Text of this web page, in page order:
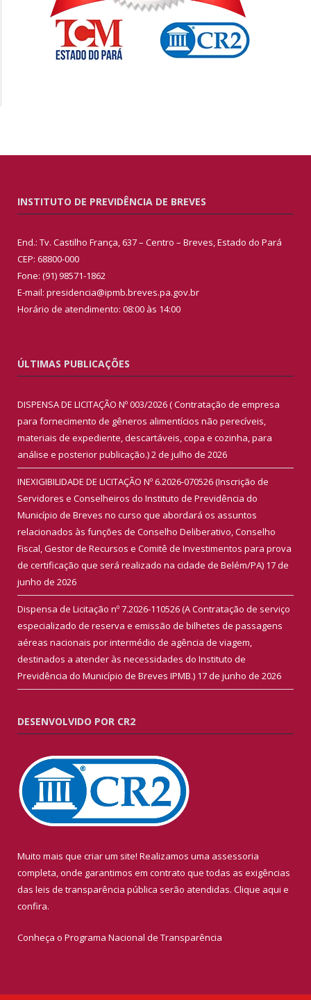
INSTITUTO DE PREVIDÊNCIA DE BREVES
End.: Tv. Castilho França, 637 – Centro – Breves, Estado do Pará
CEP: 68800-000
Fone: (91) 98571-1862
E-mail: presidencia@ipmb.breves.pa.gov.br
Horário de atendimento: 08:00 às 14:00
ÚLTIMAS PUBLICAÇÕES
DISPENSA DE LICITAÇÃO Nº 003/2026 ( Contratação de empresa
para fornecimento de gêneros alimentícios não perecíveis,
materiais de expediente, descartáveis, copa e cozinha, para
análise e posterior publicação.)2 de julho de 2026
INEXIGIBILIDADE DE LICITAÇÃO Nº 6.2026-070526 (Inscrição de
Servidores e Conselheiros do Instituto de Previdência do
Município de Breves no curso que abordará os assuntos
relacionados às funções de Conselho Deliberativo, Conselho
Fiscal, Gestor de Recursos e Comitê de Investimentos para prova
de certificação que será realizado na cidade de Belém/PA) 17 de
junho de 2026
Dispensa de Licitação nº 7.2026-110526 (A Contratação de serviço
especializado de reserva e emissão de bilhetes de passagens
aéreas nacionais por intermédio de agência de viagem,
destinados a atender às necessidades do Instituto de
Previdência do Município de Breves IPMB.) 17 de junho de 2026
DESENVOLVIDO POR CR2
Muito mais que criar um site! Realizamos uma assessoria
completa, onde garantimos em contrato que todas as exigências
das leis de transparência pública serão atendidas. Clique aqui e
confira.
Conheça o Programa Nacional de Transparência